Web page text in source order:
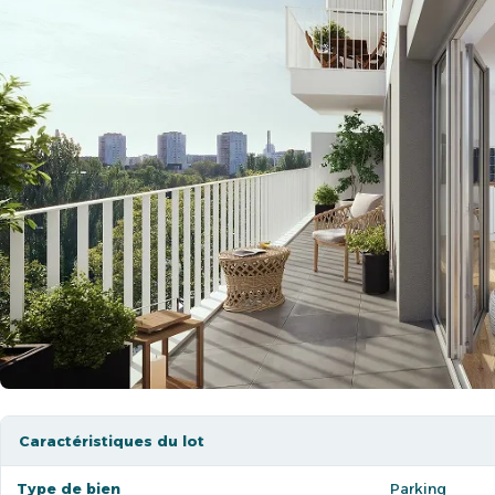
Caractéristiques du lot
Type de bien Parking